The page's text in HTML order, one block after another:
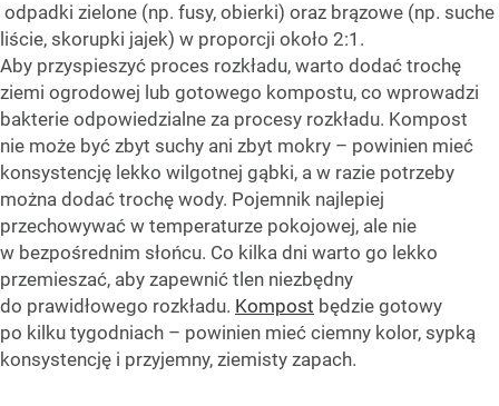
odpadki zielone (np. fusy, obierki) oraz brązowe (np. suche
liście, skorupki jajek) w proporcji około 2:1.
Aby przyspieszyć proces rozkładu, warto dodać trochę
ziemi ogrodowej lub gotowego kompostu, co wprowadzi
bakterie odpowiedzialne za procesy rozkładu. Kompost
nie może być zbyt suchy ani zbyt mokry – powinien mieć
konsystencję lekko wilgotnej gąbki, a w razie potrzeby
można dodać trochę wody. Pojemnik najlepiej
przechowywać w temperaturze pokojowej, ale nie
w bezpośrednim słońcu. Co kilka dni warto go lekko
przemieszać, aby zapewnić tlen niezbędny
do prawidłowego rozkładu. Kompost będzie gotowy
po kilku tygodniach – powinien mieć ciemny kolor, sypką
konsystencję i przyjemny, ziemisty zapach.